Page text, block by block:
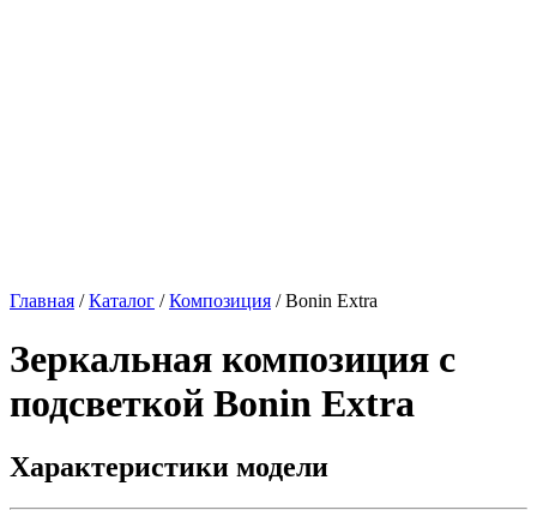
Главная /Каталог /Композиция /Bonin Extra
Зеркальная композиция с
подсветкой Bonin Extra
Характеристики модели